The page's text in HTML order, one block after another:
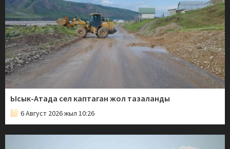
Ысык-Атада сел каптаган жол тазаланды
6 Август 2026 жыл 10:26